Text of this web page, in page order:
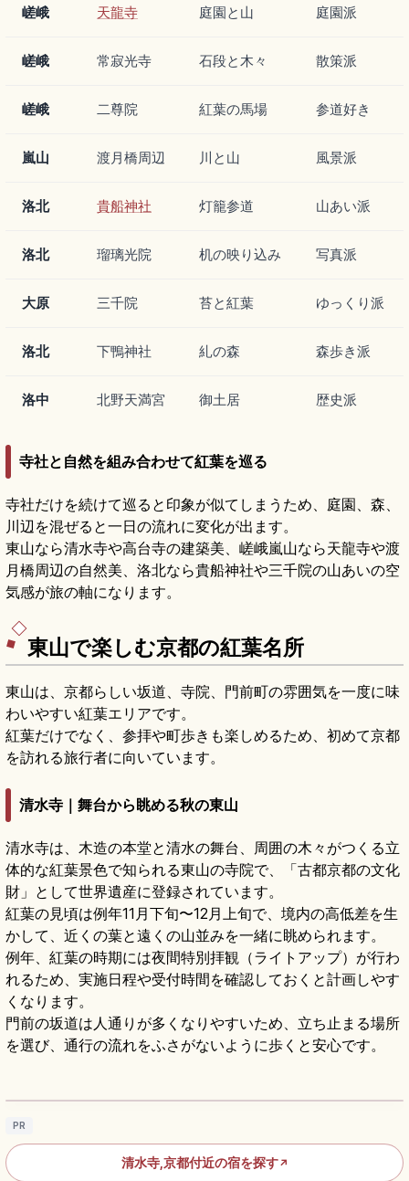
嵯峨 天龍寺 庭園と山 庭園派
嵯峨 常寂光寺 石段と木々 散策派
嵯峨 二尊院 紅葉の馬場 参道好き
嵐山 渡月橋周辺 川と山 風景派
洛北 貴船神社 灯籠参道 山あい派
洛北 瑠璃光院 机の映り込み 写真派
大原 三千院 苔と紅葉 ゆっくり派
洛北 下鴨神社 糺の森 森歩き派
洛中 北野天満宮 御土居 歴史派
寺社と自然を組み合わせて紅葉を巡る
寺社だけを続けて巡ると印象が似てしまうため、庭園、森、
川辺を混ぜると一日の流れに変化が出ます。
東山なら清水寺や高台寺の建築美、嵯峨嵐山なら天龍寺や渡
月橋周辺の自然美、洛北なら貴船神社や三千院の山あいの空
気感が旅の軸になります。
東山で楽しむ京都の紅葉名所
東山は、京都らしい坂道、寺院、門前町の雰囲気を一度に味
わいやすい紅葉エリアです。
紅葉だけでなく、参拝や町歩きも楽しめるため、初めて京都
を訪れる旅行者に向いています。
清水寺｜舞台から眺める秋の東山
清水寺は、木造の本堂と清水の舞台、周囲の木々がつくる立
体的な紅葉景色で知られる東山の寺院で、「古都京都の文化
財」として世界遺産に登録されています。
紅葉の見頃は例年11月下旬〜12月上旬で、境内の高低差を生
かして、近くの葉と遠くの山並みを一緒に眺められます。
例年、紅葉の時期には夜間特別拝観（ライトアップ）が行わ
れるため、実施日程や受付時間を確認しておくと計画しやす
くなります。
門前の坂道は人通りが多くなりやすいため、立ち止まる場所
を選び、通行の流れをふさがないように歩くと安心です。
清水寺の見どころ｜清水の舞台・音羽の滝・
PR
清水寺,京都付近の宿を探す↗